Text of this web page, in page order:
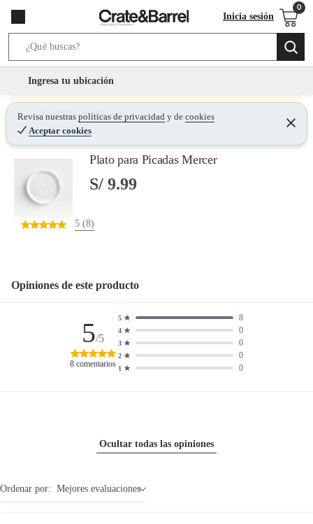
Inicia sesión
e
r
c
B
t
n
Ingresa tu ubicación
Revisa nuestras políticas de privacidad y de cookies
Aceptar cookies
C
r
Producto sin stock :(
Plato para Picadas Mercer
S/ 9.99
5 (8)
Opiniones de este producto
5/5
8 comentarios 1 0
2 0
3 0
4 0
5 8
Ocultar todas las opiniones
Ordenar por: Mejores evaluaciones